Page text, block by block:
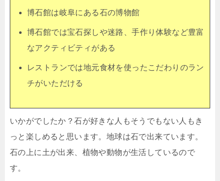
博石館は岐阜にある石の博物館
博石館では宝石探しや迷路、手作り体験など豊富
なアクティビティがある
レストランでは地元食材を使ったこだわりのラン
チがいただける
いかがでしたか？石が好きな人もそうでもない人もき
っと楽しめると思います。地球は石で出来ています。
石の上に土が出来、植物や動物が生活しているので
す。